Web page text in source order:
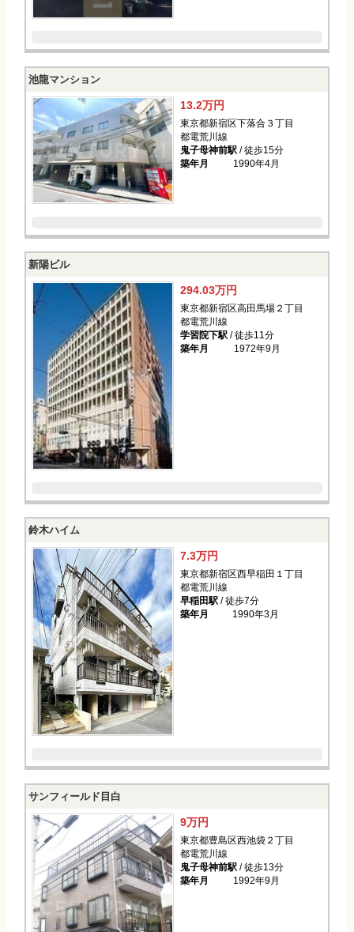
池龍マンション
13.2万円
東京都新宿区下落合３丁目
都電荒川線
鬼子母神前駅/ 徒歩15分
築年月
1990年4月
新陽ビル
294.03万円
東京都新宿区高田馬場２丁目
都電荒川線
学習院下駅/ 徒歩11分
築年月
1972年9月
鈴木ハイム
7.3万円
東京都新宿区西早稲田１丁目
都電荒川線
早稲田駅/ 徒歩7分
築年月
1990年3月
サンフィールド目白
9万円
東京都豊島区西池袋２丁目
都電荒川線
鬼子母神前駅/ 徒歩13分
築年月
1992年9月